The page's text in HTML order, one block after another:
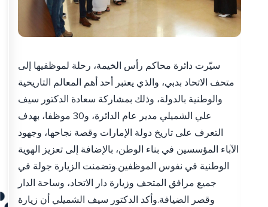
سيّرت دائرة محاكم رأس الخيمة، رحلة لموظفيها إلى
متحف الاتحاد بدبي، والذي يعتبر أحد أهم المعالم التاريخية
والوطنية بالدولة، وذلك بمشاركة سعادة الدكتور سيف
علي الشميلي مدير عام الدائرة، و30 موظفا، بهدف
التعرف على تاريخ دولة الإمارات وقصة نجاحها، وجهود
الآباء المؤسسين في بناء الوطن، بالإضافة إلى تعزيز الهوية
الوطنية في نفوس الموظفين.وتضمنت الزيارة جولة في
جميع مرافق المتحف وزيارة دار الاتحاد، وساحة الدار
وقصر الضيافة.وأكد الدكتور سيف الشميلي أن زيارة